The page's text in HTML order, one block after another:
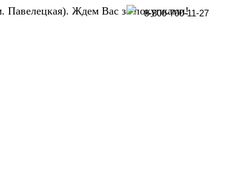
Павелецкая). Ждем Вас за покупками!
8-800-700-11-27